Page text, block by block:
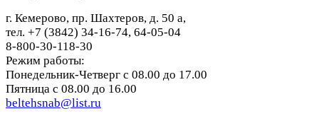
г. Кемерово, пр. Шахтеров, д. 50 а,
тел. +7 (3842) 34-16-74, 64-05-04
8-800-30-118-30
Режим работы:
Понедельник-Четверг с 08.00 до 17.00
Пятница с 08.00 до 16.00
beltehsnab@list.ru